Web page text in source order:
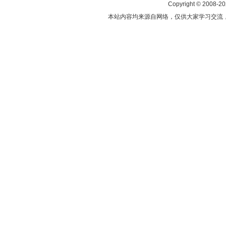
Copyright © 2008-
本站内容均来源自网络，仅供大家学习交